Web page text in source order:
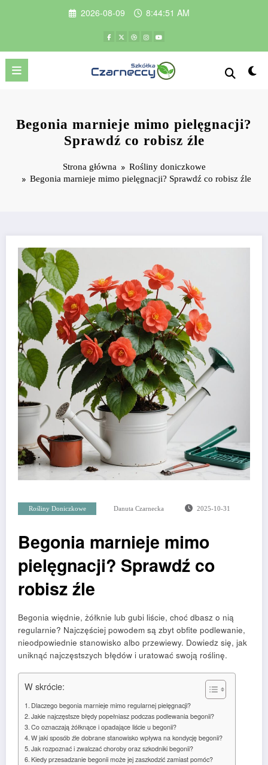
2026-08-09 8:44:52 AM
Begonia marnieje mimo pielęgnacji?
Sprawdź co robisz źle
Strona główna
Rośliny doniczkowe
Begonia marnieje mimo pielęgnacji? Sprawdź co robisz źle
Rośliny Doniczkowe Danuta Czarnecka 2025-10-31
Begonia marnieje mimo
pielęgnacji? Sprawdź co
robisz źle
Begonia więdnie, żółknie lub gubi liście, choć dbasz o nią
regularnie? Najczęściej powodem są zbyt obfite podlewanie,
nieodpowiednie stanowisko albo przewiewy. Dowiedz się, jak
uniknąć najczęstszych błędów i uratować swoją roślinę.
W skrócie:
Dlaczego begonia marnieje mimo regularnej pielęgnacji?
Jakie najczęstsze błędy popełniasz podczas podlewania begonii?
Co oznaczają żółknące i opadające liście u begonii?
W jaki sposób źle dobrane stanowisko wpływa na kondycję begonii?
Jak rozpoznać i zwalczać choroby oraz szkodniki begonii?
Kiedy przesadzanie begonii może jej zaszkodzić zamiast pomóc?